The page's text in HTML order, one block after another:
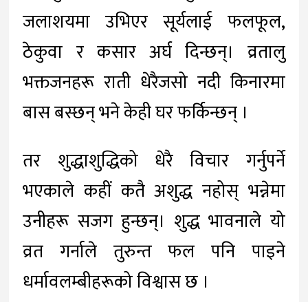
जलाशयमा उभिएर सूर्यलाई फलफूल,
ठेकुवा र कसार अर्घ दिन्छन्। व्रतालु
भक्तजनहरू राती धेरैजसो नदी किनारमा
बास बस्छन् भने केही घर फर्किन्छन् ।
तर शुद्धाशुद्धिको धेरै विचार गर्नुपर्ने
भएकाले कहीं कतै अशुद्ध नहोस् भन्नेमा
उनीहरू सजग हुन्छन्। शुद्ध भावनाले यो
व्रत गर्नाले तुरुन्त फल पनि पाइने
धर्मावलम्बीहरूको विश्वास छ ।